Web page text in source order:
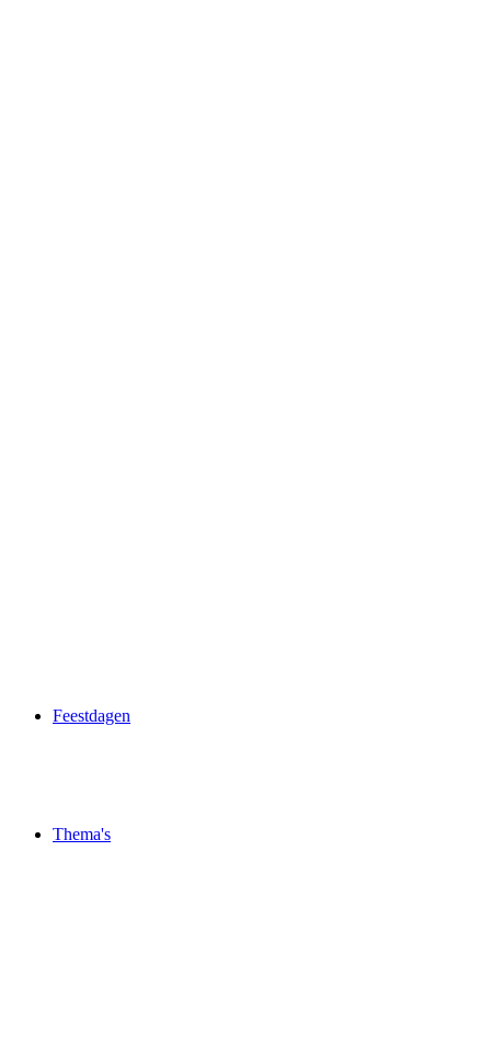
Feestdagen
Thema's